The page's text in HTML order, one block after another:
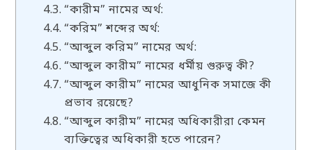
“কারীম” নামের অর্থ:
“করিম” শব্দের অর্থ:
“আব্দুল করিম” নামের অর্থ:
“আব্দুল কারীম” নামের ধর্মীয় গুরুত্ব কী?
“আব্দুল কারীম” নামের আধুনিক সমাজে কী
প্রভাব রয়েছে?
“আব্দুল কারীম” নামের অধিকারীরা কেমন
ব্যক্তিত্বের অধিকারী হতে পারেন?